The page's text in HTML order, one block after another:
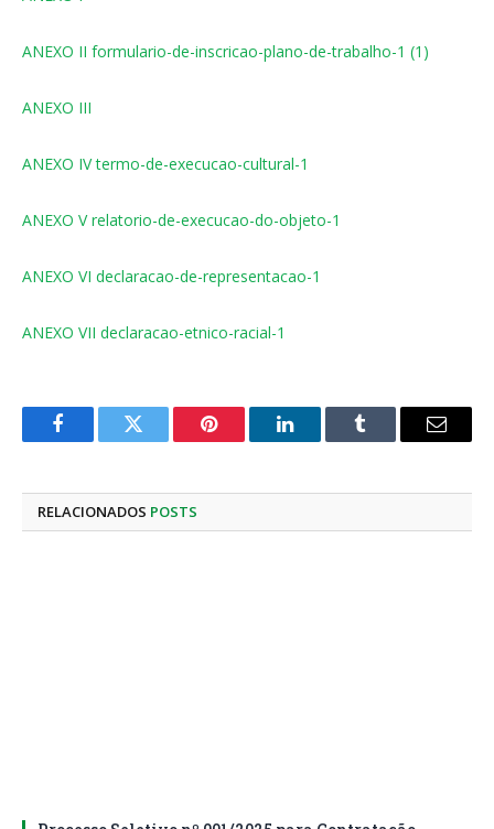
ANEXO II formulario-de-inscricao-plano-de-trabalho-1 (1)
ANEXO III
ANEXO IV termo-de-execucao-cultural-1
ANEXO V relatorio-de-execucao-do-objeto-1
ANEXO VI declaracao-de-representacao-1
ANEXO VII declaracao-etnico-racial-1
FacebookTwitter Pinterest LinkedInTumblr
E-
RELACIONADOS POSTS